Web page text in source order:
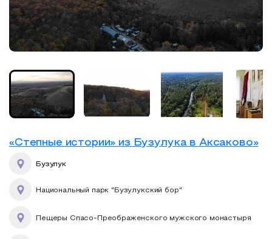
«Степные истории» из Бузулука в Аксаково»
Бузулук
Национальный парк "Бузулукский бор"
Пещеры Спасо-Преображенского мужского монастыря